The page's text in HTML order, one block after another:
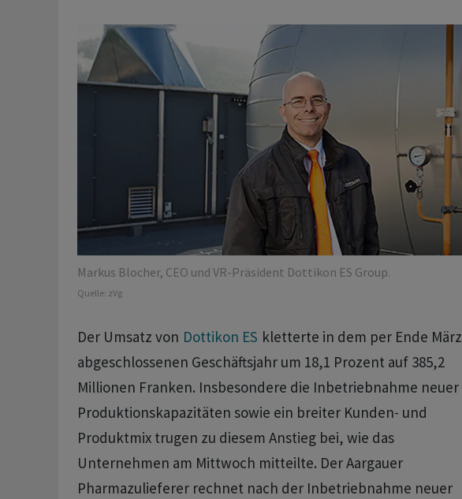
Markus Blocher, CEO und VR-Präsident Dottikon ES Group.
Quelle: zVg
Der Umsatz von Dottikon ES kletterte in dem per Ende März
abgeschlossenen Geschäftsjahr um 18,1 Prozent auf 385,2
Millionen Franken. Insbesondere die Inbetriebnahme neuer
Produktionskapazitäten sowie ein breiter Kunden- und
Produktmix trugen zu diesem Anstieg bei, wie das
Unternehmen am Mittwoch mitteilte. Der Aargauer
Pharmazulieferer rechnet nach der Inbetriebnahme neuer